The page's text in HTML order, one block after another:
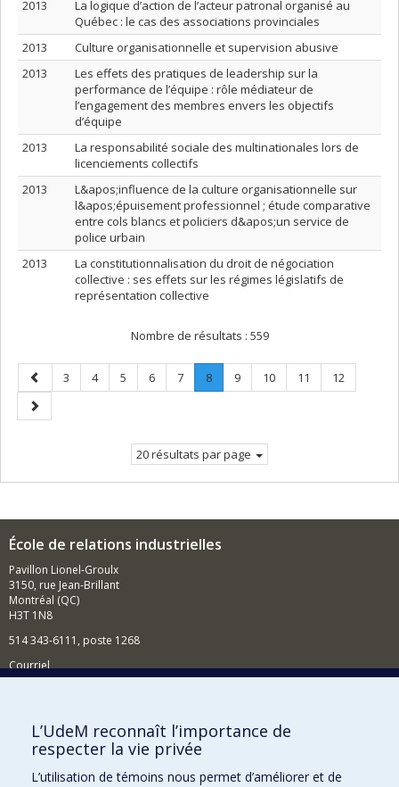
2013
La logique d’action de l’acteur patronal organisé au
Québec : le cas des associations provinciales
2013
Culture organisationnelle et supervision abusive
2013
Les effets des pratiques de leadership sur la
performance de l’équipe : rôle médiateur de
l’engagement des membres envers les objectifs
d’équipe
2013
La responsabilité sociale des multinationales lors de
licenciements collectifs
2013
L&apos;influence de la culture organisationnelle sur
l&apos;épuisement professionnel ; étude comparative
entre cols blancs et policiers d&apos;un service de
police urbain
2013
La constitutionnalisation du droit de négociation
collective : ses effets sur les régimes législatifs de
représentation collective
Nombre de résultats : 559
Page
précédente
Page
3 Page
4 Page
5 Page
6 Page
7 Page
8.
Page
Page
9 Page
10 Page
11 Page
12
Page
suivante
20 résultats par page
École de relations industrielles
Pavillon Lionel-Groulx
3150, rue Jean-Brillant
Montréal (QC)
H3T 1N8
514 343-6111, poste 1268
Courriel
Comment soutenir l'École?
BESOIN D'AIDE?
Plan du site
L’UdeM reconnaît l’importance de
respecter la vie privée
L’utilisation de témoins nous permet d’améliorer et de